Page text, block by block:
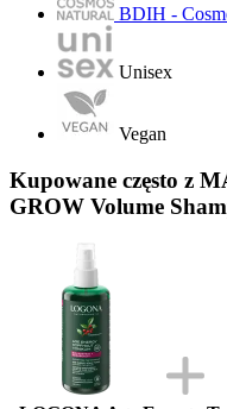
BDIH -
Unisex
Vegan
Kupowane często z
GROW Volume